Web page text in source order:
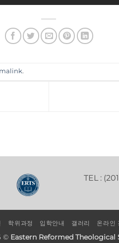
.
TEL :
학위과정 입학안내 갤러리 온라인
© Eastern Reformed Theological